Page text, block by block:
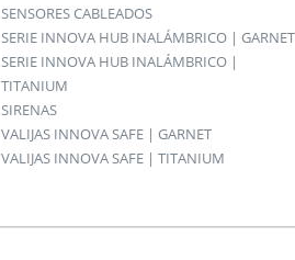
SENSORES CABLEADOS
SERIE INNOVA HUB INALÁMBRICO | GARNET
SERIE INNOVA HUB INALÁMBRICO |
TITANIUM
SIRENAS
VALIJAS INNOVA SAFE | GARNET
VALIJAS INNOVA SAFE | TITANIUM